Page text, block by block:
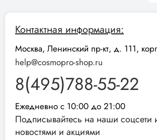
Контактная информация:
Москва, Ленинский пр-кт, д. 111,
help@cosmopro-shop.ru
8(495)788-55-22
Ежедневно с 10:00 до 21:00
Подписывайтесь на наши соцсети
новостями и акциями